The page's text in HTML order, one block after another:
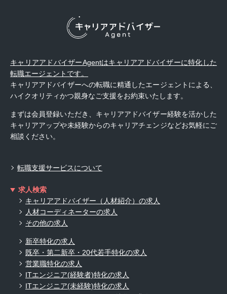
キャリアアドバイザーAgentはキャリアアドバイザーに特化した
転職エージェントです。
キャリアアドバイザーへの転職に精通したエージェントによる、
ハイクオリティかつ親身なご支援をお約束いたします。
まずは会員登録いただき、キャリアアドバイザー経験を活かした
キャリアアップや未経験からのキャリアチェンジなどお気軽にご
相談ください。
転職支援サービスについて
求人検索
キャリアアドバイザー（人材紹介）の求人
人材コーディネーターの求人
その他の求人
新卒特化の求人
既卒・第二新卒・20代若手特化の求人
営業職特化の求人
ITエンジニア(経験者)特化の求人
ITエンジニア(未経験)特化の求人